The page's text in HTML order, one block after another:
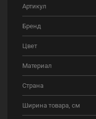
Артикул
Бренд
Цвет
Материал
Страна
Ширина товара, см